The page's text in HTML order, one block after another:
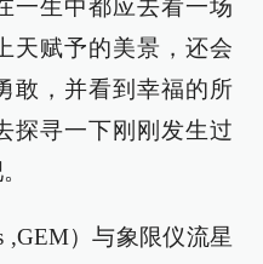
一生中都应去看一场
天赋予的美景，还会
敢，并看到幸福的所
探寻一下刚刚发生过
,GEM）与象限仪流星